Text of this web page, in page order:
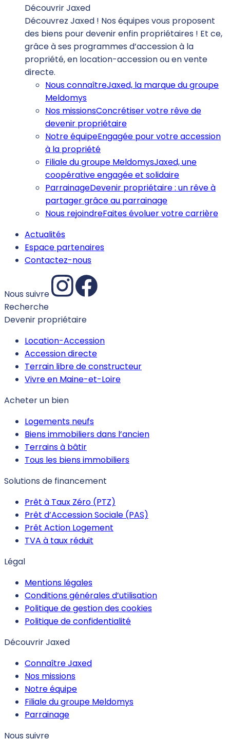
Découvrir Jaxed
Découvrez Jaxed ! Nos équipes vous proposent
des biens pour devenir enfin propriétaires ! Et ce,
grâce à ses programmes d’accession à la
propriété, en location-accession ou en vente
directe.
Nous connaîtreJaxed, la marque du groupe
Meldomys
Nos missionsConcrétiser votre rêve de
devenir propriétaire
Notre équipeEngagée pour votre accession
à la propriété
Filiale du groupe MeldomysJaxed, une
coopérative engagée et solidaire
ParrainageDevenir propriétaire : un rêve à
partager grâce au parrainage
Nous rejoindreFaites évoluer votre carrière
Actualités
Espace partenaires
Contactez-nous
Nous suivre
Recherche
Devenir propriétaire
Location-Accession
Accession directe
Terrain libre de constructeur
Vivre en Maine-et-Loire
Acheter un bien
Logements neufs
Biens immobiliers dans l’ancien
Terrains à bâtir
Tous les biens immobiliers
Solutions de financement
Prêt à Taux Zéro (PTZ)
Prêt d’Accession Sociale (PAS)
Prêt Action Logement
TVA à taux réduit
Légal
Mentions légales
Conditions générales d’utilisation
Politique de gestion des cookies
Politique de confidentialité
Découvrir Jaxed
Connaître Jaxed
Nos missions
Notre équipe
Filiale du groupe Meldomys
Parrainage
Nous suivre